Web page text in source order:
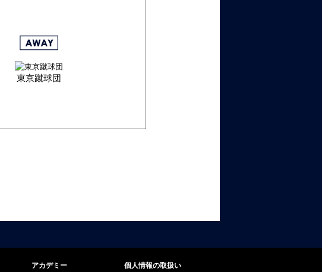
東京蹴球団
アカデミー 個人情報の取扱い